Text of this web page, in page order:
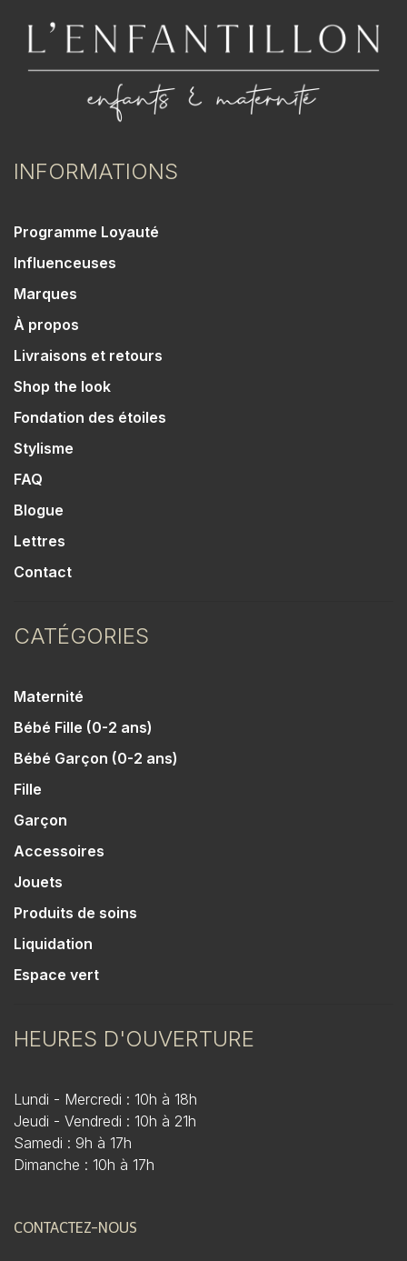
INFORMATIONS
Programme Loyauté
Influenceuses
Marques
À propos
Livraisons et retours
Shop the look
Fondation des étoiles
Stylisme
FAQ
Blogue
Lettres
Contact
CATÉGORIES
Maternité
Bébé Fille (0-2 ans)
Bébé Garçon (0-2 ans)
Fille
Garçon
Accessoires
Jouets
Produits de soins
Liquidation
Espace vert
HEURES D'OUVERTURE
Lundi - Mercredi : 10h à 18h
Jeudi - Vendredi : 10h à 21h
Samedi : 9h à 17h
Dimanche : 10h à 17h
CONTACTEZ-NOUS